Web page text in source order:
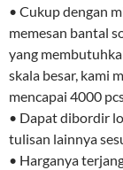
• Cukup dengan
memesan bantal
yang
skala besar, kami
mencapai 4000
• Dapat dibordir
tulisan lainnya
• Harganya